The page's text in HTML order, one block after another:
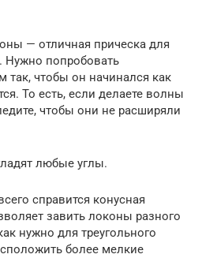
— отличная прическа для
Нужно попробовать
так, чтобы он начинался как
То есть, если делаете волны
чтобы они не расширяли
любые углы.
справится конусная
завить локоны разного
нужно для треугольного
более мелкие